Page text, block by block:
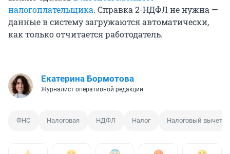
налогоплательщика. Справка 2-НДФЛ не нужна —
данные в систему загружаются автоматически,
как только отчитается работодатель.
Екатерина Бормотова
Журналист оперативной редакции
ФНС Налоговая НДФЛ Налог Налоговый вычет